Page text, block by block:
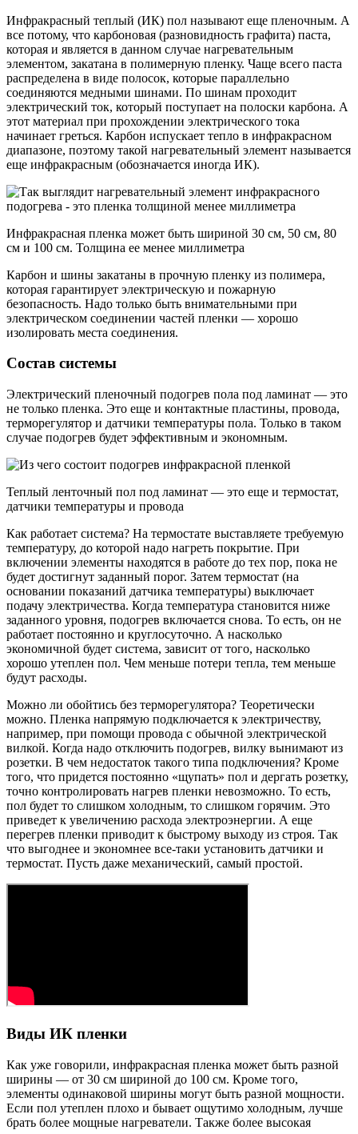
Инфракрасный теплый (ИК) пол называют еще пленочным. А
все потому, что карбоновая (разновидность графита) паста,
которая и является в данном случае нагревательным
элементом, закатана в полимерную пленку. Чаще всего паста
распределена в виде полосок, которые параллельно
соединяются медными шинами. По шинам проходит
электрический ток, который поступает на полоски карбона. А
этот материал при прохождении электрического тока
начинает греться. Карбон испускает тепло в инфракрасном
диапазоне, поэтому такой нагревательный элемент называется
еще инфракрасным (обозначается иногда ИК).
Инфракрасная пленка может быть шириной 30 см, 50 см, 80
см и 100 см. Толщина ее менее миллиметра
Карбон и шины закатаны в прочную пленку из полимера,
которая гарантирует электрическую и пожарную
безопасность. Надо только быть внимательными при
электрическом соединении частей пленки — хорошо
изолировать места соединения.
Состав системы
Электрический пленочный подогрев пола под ламинат — это
не только пленка. Это еще и контактные пластины, провода,
терморегулятор и датчики температуры пола. Только в таком
случае подогрев будет эффективным и экономным.
Теплый ленточный пол под ламинат — это еще и термостат,
датчики температуры и провода
Как работает система? На термостате выставляете требуемую
температуру, до которой надо нагреть покрытие. При
включении элементы находятся в работе до тех пор, пока не
будет достигнут заданный порог. Затем термостат (на
основании показаний датчика температуры) выключает
подачу электричества. Когда температура становится ниже
заданного уровня, подогрев включается снова. То есть, он не
работает постоянно и круглосуточно. А насколько
экономичной будет система, зависит от того, насколько
хорошо утеплен пол. Чем меньше потери тепла, тем меньше
будут расходы.
Можно ли обойтись без терморегулятора? Теоретически
можно. Пленка напрямую подключается к электричеству,
например, при помощи провода с обычной электрической
вилкой. Когда надо отключить подогрев, вилку вынимают из
розетки. В чем недостаток такого типа подключения? Кроме
того, что придется постоянно «щупать» пол и дергать розетку,
точно контролировать нагрев пленки невозможно. То есть,
пол будет то слишком холодным, то слишком горячим. Это
приведет к увеличению расхода электроэнергии. А еще
перегрев пленки приводит к быстрому выходу из строя. Так
что выгоднее и экономнее все-таки установить датчики и
термостат. Пусть даже механический, самый простой.
Виды ИК пленки
Как уже говорили, инфракрасная пленка может быть разной
ширины — от 30 см шириной до 100 см. Кроме того,
элементы одинаковой ширины могут быть разной мощности.
Если пол утеплен плохо и бывает ощутимо холодным, лучше
брать более мощные нагреватели. Также более высокая